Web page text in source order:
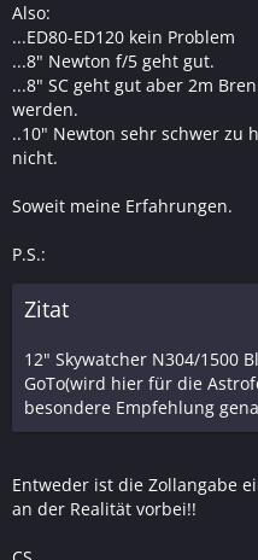
Also:
...ED80-ED120 kein Problem
...8" Newton f/5 geht gut.
...8" SC geht gut aber 2m
werden.
..10" Newton sehr schwer zu
nicht.
Soweit meine Erfahrungen.
P.S.:
Zitat
12" Skywatcher N304/1500
GoTo(wird hier für die
besondere Empfehlung
Entweder ist die Zollangabe
an der Realität vorbei!!